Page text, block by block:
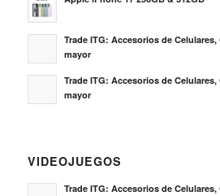
Trade ITG: Accesorios de
mayor
Trade ITG: Accesorios de
mayor
VIDEOJUEGOS
Trade ITG: Accesorios de